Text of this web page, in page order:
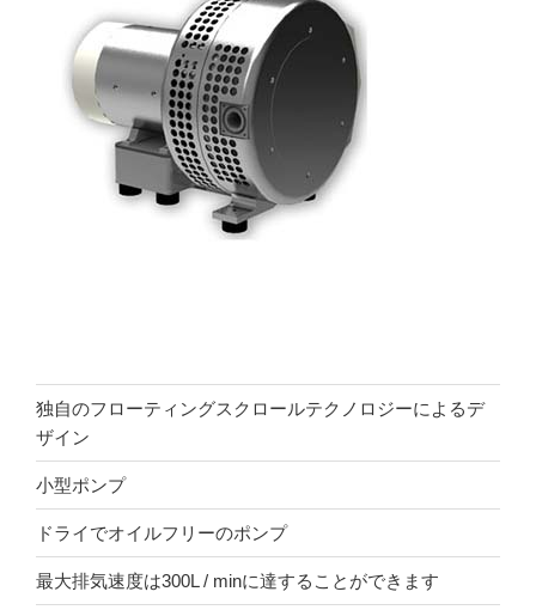
独自のフローティングスクロールテクノロジーによるデ
ザイン
小型ポンプ
ドライでオイルフリーのポンプ
最大排気速度は300L / minに達することができます